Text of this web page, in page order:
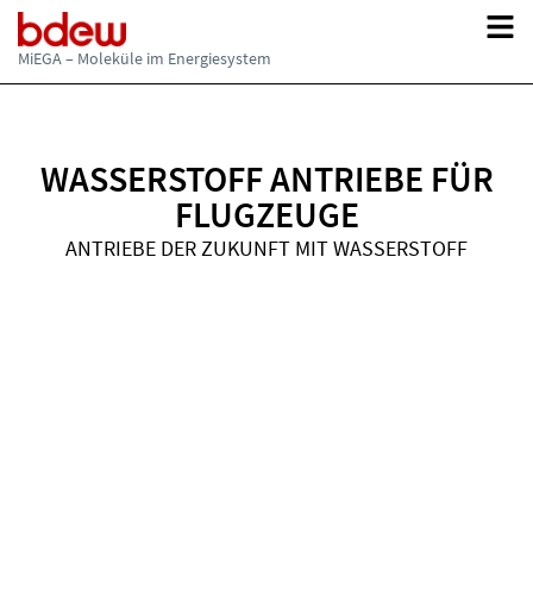
MiEGA – Moleküle im Energiesystem
Hinweise auf neue Inhalte, aktualisierte Publikationen und
weiterführende Informationsangebote.
WASSERSTOFF ANTRIEBE FÜR
FLUGZEUGE
ANTRIEBE DER ZUKUNFT MIT WASSERSTOFF